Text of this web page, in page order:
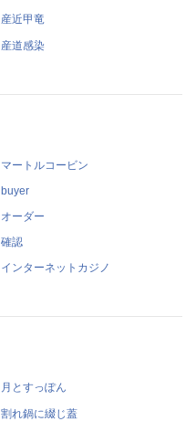
産近甲竜
産道感染
マートルコービン
buyer
オーダー
確認
インターネットカジノ
月とすっぽん
割れ鍋に綴じ蓋